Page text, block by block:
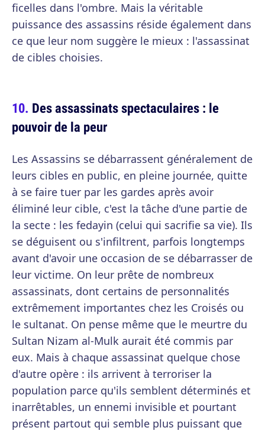
ficelles dans l'ombre. Mais la véritable
puissance des assassins réside également dans
ce que leur nom suggère le mieux : l'assassinat
de cibles choisies.
Des assassinats spectaculaires : le
pouvoir de la peur
Les Assassins se débarrassent généralement de
leurs cibles en public, en pleine journée, quitte
à se faire tuer par les gardes après avoir
éliminé leur cible, c'est la tâche d'une partie de
la secte : les fedayin (celui qui sacrifie sa vie). Ils
se déguisent ou s'infiltrent, parfois longtemps
avant d'avoir une occasion de se débarrasser de
leur victime. On leur prête de nombreux
assassinats, dont certains de personnalités
extrêmement importantes chez les Croisés ou
le sultanat. On pense même que le meurtre du
Sultan Nizam al-Mulk aurait été commis par
eux. Mais à chaque assassinat quelque chose
d'autre opère : ils arrivent à terroriser la
population parce qu'ils semblent déterminés et
inarrêtables, un ennemi invisible et pourtant
présent partout qui semble plus puissant que